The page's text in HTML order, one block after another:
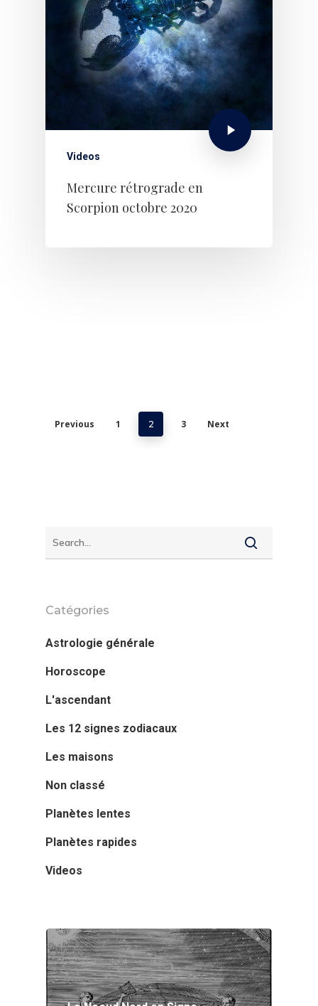
Videos
Mercure rétrograde en
Scorpion octobre 2020
Previous 1 2 3 Next
Catégories
Astrologie générale
Horoscope
L'ascendant
Les 12 signes zodiacaux
Les maisons
Non classé
Planètes lentes
Planètes rapides
Videos